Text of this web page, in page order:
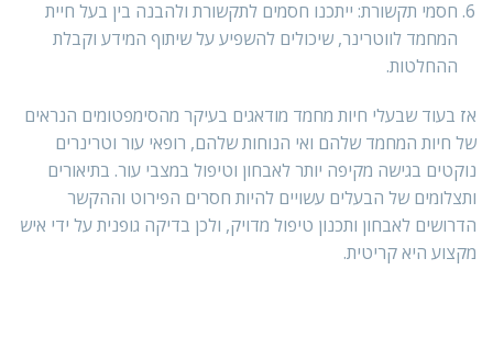
חסמי תקשורת: ייתכנו חסמים לתקשורת ולהבנה בין בעל חיית
המחמד לווטרינר, שיכולים להשפיע על שיתוף המידע וקבלת
ההחלטות.
אז בעוד שבעלי חיות מחמד מודאגים בעיקר מהסימפטומים הנראים
של חיות המחמד שלהם ואי הנוחות שלהם, רופאי עור וטרינרים
נוקטים בגישה מקיפה יותר לאבחון וטיפול במצבי עור. בתיאורים
ותצלומים של הבעלים עשויים להיות חסרים הפירוט וההקשר
הדרושים לאבחון ותכנון טיפול מדויק, ולכן בדיקה גופנית על ידי איש
מקצוע היא קריטית.